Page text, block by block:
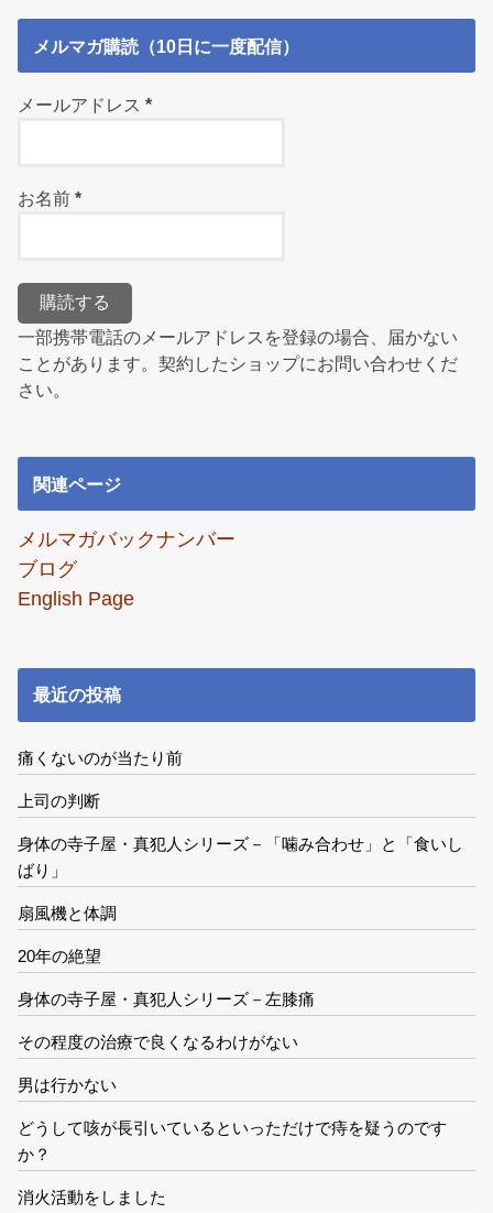
メルマガ購読（10日に一度配信）
メールアドレス*
お名前*
一部携帯電話のメールアドレスを登録の場合、届かない
ことがあります。契約したショップにお問い合わせくだ
さい。
関連ページ
メルマガバックナンバー
ブログ
English Page
最近の投稿
痛くないのが当たり前
上司の判断
身体の寺子屋・真犯人シリーズ－「噛み合わせ」と「食いし
ばり」
扇風機と体調
20年の絶望
身体の寺子屋・真犯人シリーズ－左膝痛
その程度の治療で良くなるわけがない
男は行かない
どうして咳が長引いているといっただけで痔を疑うのです
か？
消火活動をしました